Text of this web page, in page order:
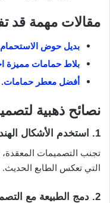
مقالات مهمة قد
بديل حوض الاستحمام
بلاط حمامات مميزة
أفضل معطر حمامات.
نصائح ذهبية
1. استخدم الأشكال الهندسية البسيطة
تجنب التصميمات المعقدة،
التي تعكس الطابع الحديث.
2. دمج الطبيعة مع التصميم